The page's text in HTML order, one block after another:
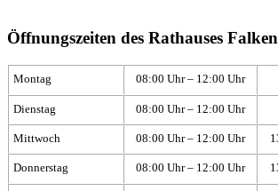
Öffnungszeiten des Rathauses
Montag 08:00 Uhr – 12:00 Uhr
Dienstag 08:00 Uhr – 12:00 Uhr
Mittwoch 08:00 Uhr – 12:00 Uhr
Donnerstag 08:00 Uhr – 12:00 Uhr